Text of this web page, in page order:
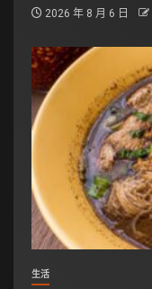
2026 年 8 月 6 日
生活